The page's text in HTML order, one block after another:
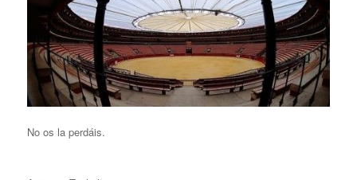
No os la perdáis.